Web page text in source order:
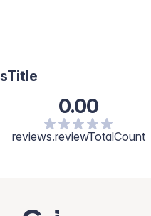
0.00
reviews.reviewTotalCount